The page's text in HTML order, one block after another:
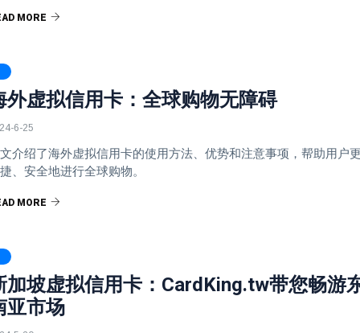
MORE
外虚拟信用卡：全球购物无障碍
6-25
介绍了海外虚拟信用卡的使用方法、优势和注意事项，帮助用户
、安全地进行全球购物。
MORE
加坡虚拟信用卡：CardKing.tw带您畅游
亚市场